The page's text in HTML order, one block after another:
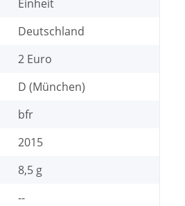
Einheit
Deutschland
2 Euro
D (München)
bfr
2015
8,5 g
--